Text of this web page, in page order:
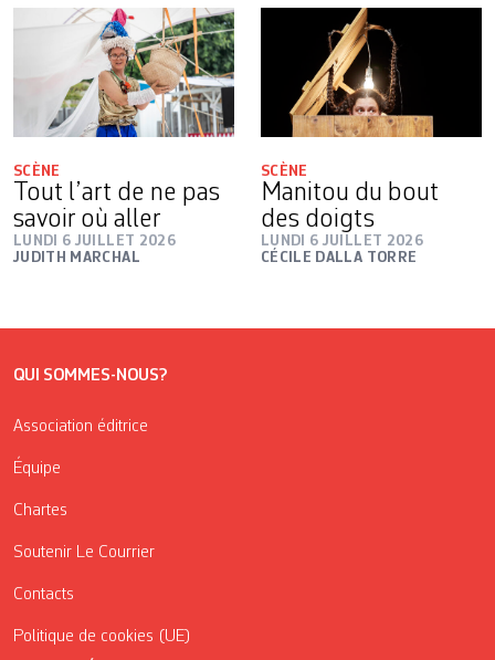
SCÈNE
Tout l’art de ne pas
savoir où aller
LUNDI 6 JUILLET 2026
JUDITH MARCHAL
SCÈNE
Manitou du bout
des doigts
LUNDI 6 JUILLET 2026
CÉCILE DALLA TORRE
QUI SOMMES-NOUS?
Association éditrice
Équipe
Chartes
Soutenir Le Courrier
Contacts
Politique de cookies (UE)